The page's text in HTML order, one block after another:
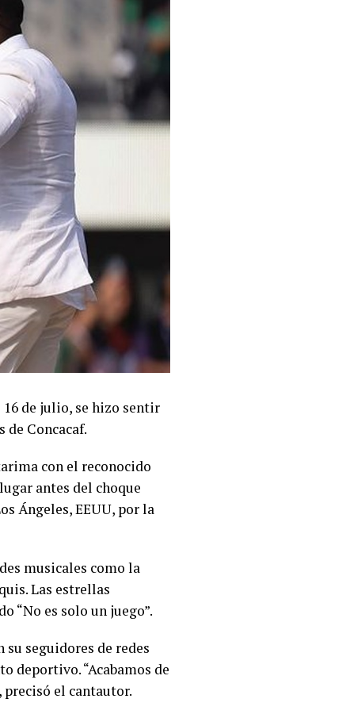
de julio, se hizo sentir
de Concacaf.
con el reconocido
antes del choque
Ángeles, EEUU, por la
musicales como la
Las estrellas
“No es solo un juego”.
su seguidores de redes
deportivo. “Acabamos de
precisó el cantautor.